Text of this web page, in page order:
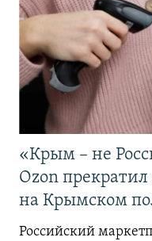
«Крым – не
Ozon
на Крымском
Российский